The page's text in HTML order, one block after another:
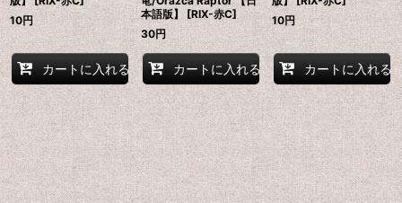
10円
カートに入れる
本語版】 [RIX-赤C]
30円
カートに入れる
10円
カートに入れる